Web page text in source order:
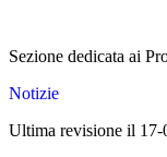
Sezione dedicata ai
Notizie
Ultima revisione il 17-